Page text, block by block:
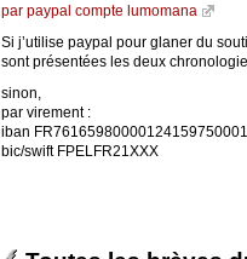
par paypal compte lumomana
Si j’utilise paypal pour glaner du
sont présentées les deux
sinon,
par virement :
iban
bic/swift FPELFR21XXX